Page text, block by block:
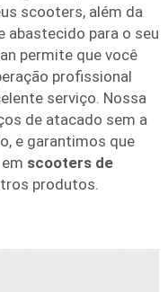
scooters, além da
para o seu
permite que você
profissional
serviço. Nossa
de atacado sem a
e garantimos que
scooters de
produtos.